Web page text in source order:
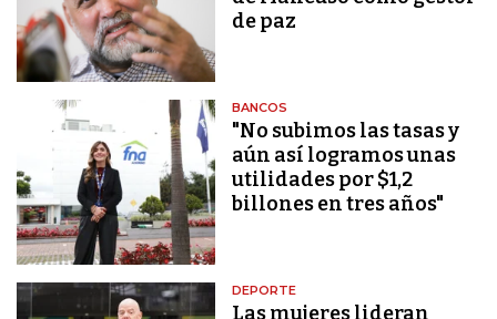
de paz
BANCOS
"No subimos las tasas y
aún así logramos unas
utilidades por $1,2
billones en tres años"
DEPORTE
Las mujeres lideran